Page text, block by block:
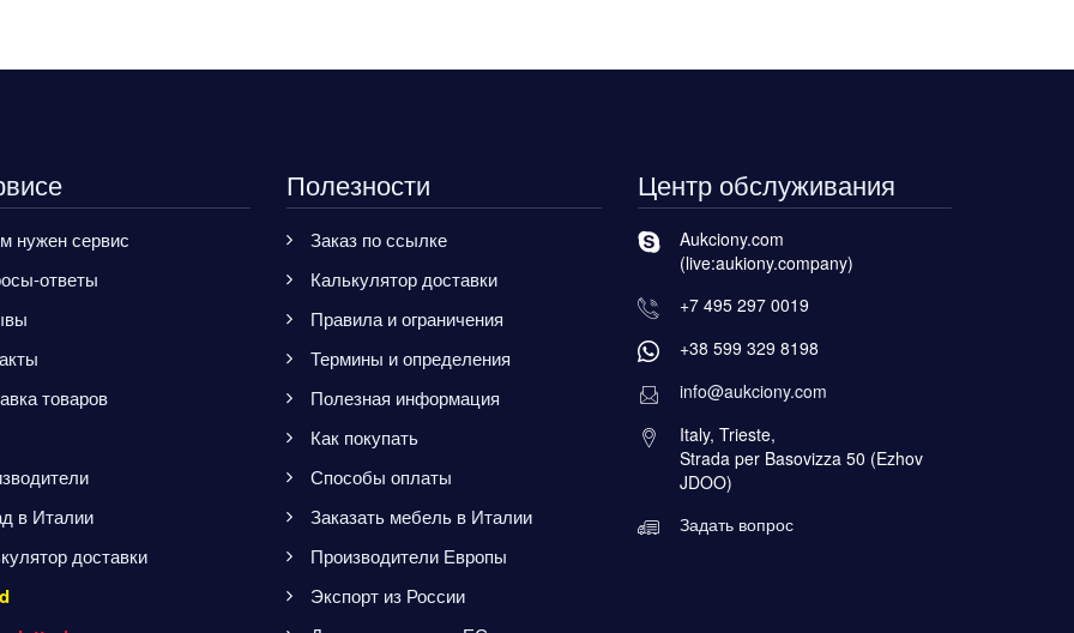
нужен сервис
ответы
товаров
в Италии
доставки
Полезности
Заказ по ссылке
Калькулятор доставки
Правила и ограничения
Термины и определения
Полезная информация
Как покупать
Способы оплаты
Заказать мебель в Италии
Производители Европы
Экспорт из России
Центр обслуживания
Aukciony.com
(live:aukiony.company)
+7 495 297 0019
+38 599 329 8198
info@aukciony.com
Italy, Trieste,
Strada per Basovizza 50 (Ezhov
JDOO)
Задать вопрос